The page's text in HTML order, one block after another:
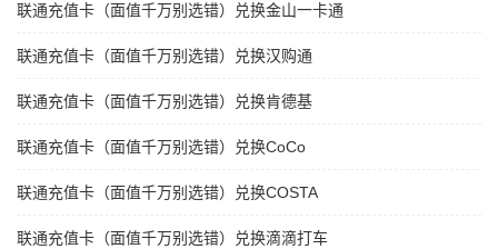
联通充值卡（面值千万别选错）兑换金山一卡通
联通充值卡（面值千万别选错）兑换汉购通
联通充值卡（面值千万别选错）兑换肯德基
联通充值卡（面值千万别选错）兑换CoCo
联通充值卡（面值千万别选错）兑换COSTA
联通充值卡（面值千万别选错）兑换滴滴打车